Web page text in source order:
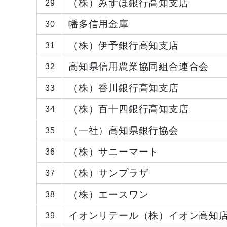
29 （株）みずほ銀行高知支店
30 幡多信用金庫
31 （株）伊予銀行高知支店
32 高知県信用農業協同組合連合会
33 （株）香川銀行高知支店
34 （株）百十四銀行高知支店
35 （一社）高知県銀行協会
36 （株）サニーマート
37 （株）サンプラザ
38 （株）エースワン
39 イオンリテール（株）イオン高知